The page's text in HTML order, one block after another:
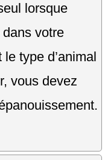
lorsque
votre
type d’animal
vous devez